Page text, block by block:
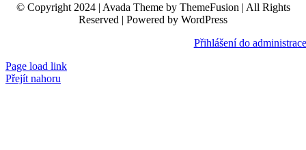
© Copyright 2024 | Avada Theme by ThemeFusion | All Rights
Reserved | Powered by WordPress
Přihlášení do administrace
Page load link
Přejít nahoru